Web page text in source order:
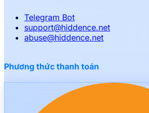
Telegram Bot
support@hiddence.net
abuse@hiddence.net
Phương thức thanh toán